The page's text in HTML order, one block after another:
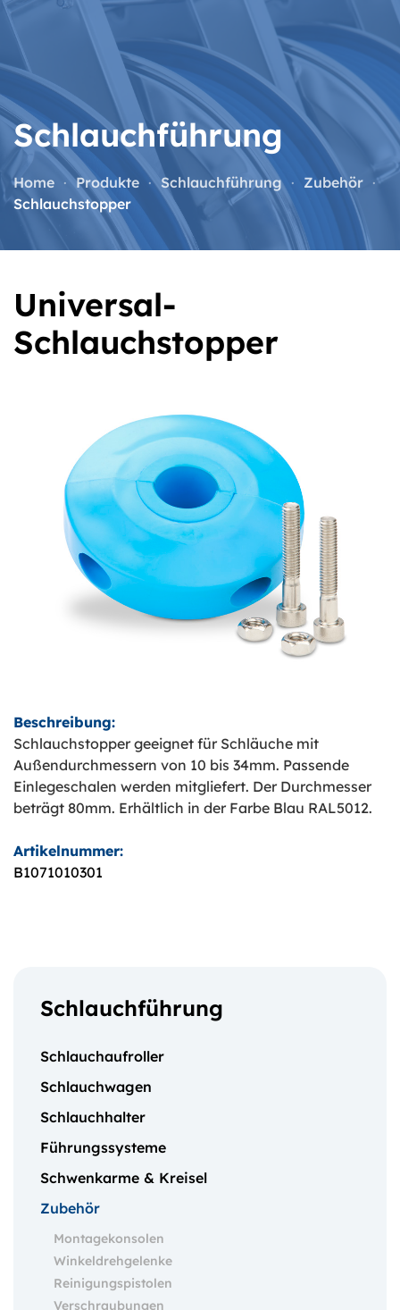
Zum Hauptinhalt springen
Schlauchführung
Home Produkte Schlauchführung
Zubehör
Schlauchstopper
Universal-
Schlauchstopper
Beschreibung:
Schlauchstopper geeignet für Schläuche mit
Außendurchmessern von 10 bis 34mm. Passende
Einlegeschalen werden mitgliefert. Der Durchmesser
beträgt 80mm. Erhältlich in der Farbe Blau RAL5012.
Artikelnummer:
B1071010301
Schlauchführung
Schlauchaufroller
Schlauchwagen
Schlauchhalter
Führungssysteme
Schwenkarme & Kreisel
Zubehör
Montagekonsolen
Winkeldrehgelenke
Reinigungspistolen
Verschraubungen